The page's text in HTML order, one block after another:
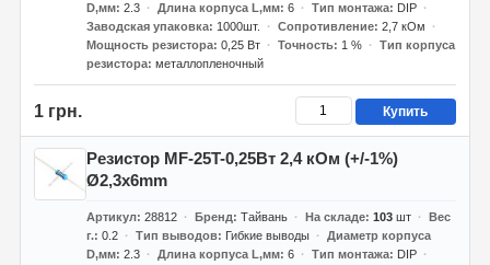
D,мм 2.3 Длина корпуса L,мм 6 Тип монтажа
DIP
Заводская упаковка
1000шт. Сопротивление 2,7 кОм
Мощность резистора 0,25 Вт Точность 1 %
Тип корпуса
резистора металлопленочный
1 грн. Купить
Резистор MF-25T-0,25Вт 2,4 кОм (+/-1%)
Ø2,3x6mm
Артикул 28812 Бренд Тайвань На складе 103шт
Вес
г. 0.2 Тип выводов Гибкие выводы
Диаметр корпуса
D,мм 2.3 Длина корпуса L,мм 6 Тип монтажа
DIP